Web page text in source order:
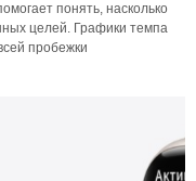
понять, насколько
целей. Графики темпа
пробежки